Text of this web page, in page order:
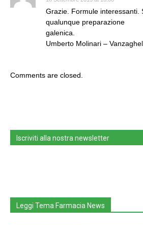
Grazie. Formule interessanti.
qualunque preparazione
galenica.
Umberto Molinari –
Comments are closed.
Iscriviti alla nostra newsletter
Leggi Tema Farmacia News